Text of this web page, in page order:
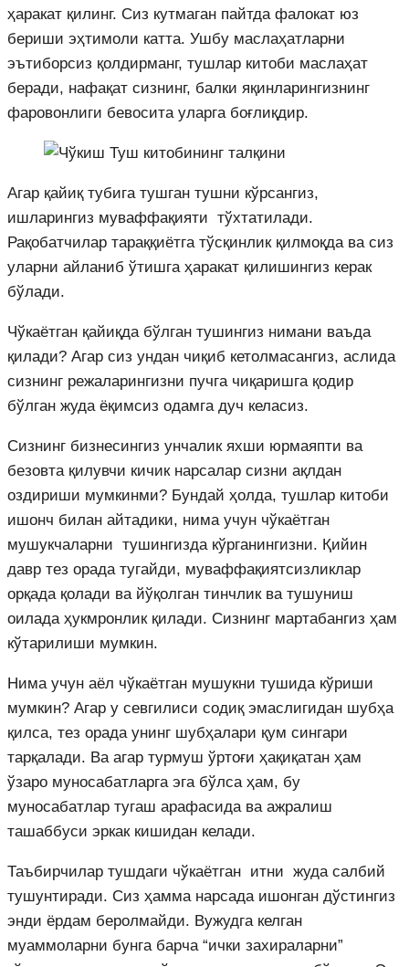
ҳаракат қилинг. Сиз кутмаган пайтда фалокат юз
бериши эҳтимоли катта. Ушбу маслаҳатларни
эътиборсиз қолдирманг, тушлар китоби маслаҳат
беради, нафақат сизнинг, балки яқинларингизнинг
фаровонлиги бевосита уларга боғлиқдир.
Агар қайиқ тубига тушган тушни кўрсангиз,
ишларингиз муваффақияти тўхтатилади.
Рақобатчилар тараққиётга тўсқинлик қилмоқда ва сиз
уларни айланиб ўтишга ҳаракат қилишингиз керак
бўлади.
Чўкаётган қайиқда бўлган тушингиз нимани ваъда
қилади? Агар сиз ундан чиқиб кетолмасангиз, аслида
сизнинг режаларингизни пучга чиқаришга қодир
бўлган жуда ёқимсиз одамга дуч келасиз.
Сизнинг бизнесингиз унчалик яхши юрмаяпти ва
безовта қилувчи кичик нарсалар сизни ақлдан
оздириши мумкинми? Бундай ҳолда, тушлар китоби
ишонч билан айтадики, нима учун чўкаётган
мушукчаларни тушингизда кўрганингизни. Қийин
давр тез орада тугайди, муваффақиятсизликлар
орқада қолади ва йўқолган тинчлик ва тушуниш
оилада ҳукмронлик қилади. Сизнинг мартабангиз ҳам
кўтарилиши мумкин.
Нима учун аёл чўкаётган мушукни тушида кўриши
мумкин? Агар у севгилиси содиқ эмаслигидан шубҳа
қилса, тез орада унинг шубҳалари қум сингари
тарқалади. Ва агар турмуш ўртоғи ҳақиқатан ҳам
ўзаро муносабатларга эга бўлса ҳам, бу
муносабатлар тугаш арафасида ва ажралиш
ташаббуси эркак кишидан келади.
Таъбирчилар тушдаги чўкаётган итни жуда салбий
тушунтиради. Сиз ҳамма нарсада ишонган дўстингиз
энди ёрдам беролмайди. Вужудга келган
муаммоларни бунга барча “ички захираларни”